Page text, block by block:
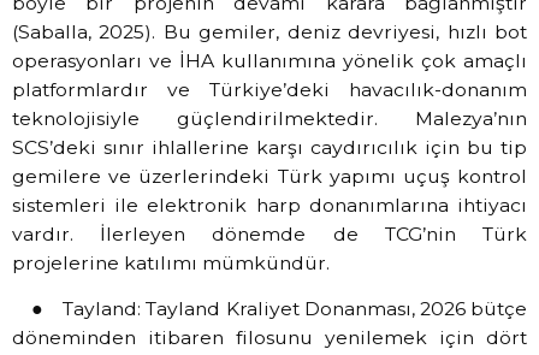
(Saballa, 2025). Bu gemiler, deniz devriyesi, hızlı bot
operasyonları ve İHA kullanımına yönelik çok amaçlı
platformlardır ve Türkiye’deki havacılık-donanım
teknolojisiyle güçlendirilmektedir. Malezya’nın
SCS’deki sınır ihlallerine karşı caydırıcılık için bu tip
gemilere ve üzerlerindeki Türk yapımı uçuş kontrol
sistemleri ile elektronik harp donanımlarına ihtiyacı
vardır. İlerleyen dönemde de TCG’nin Türk
projelerine katılımı mümkündür.
● Tayland: Tayland Kraliyet Donanması, 2026 bütçe
döneminden itibaren filosunu yenilemek için dört